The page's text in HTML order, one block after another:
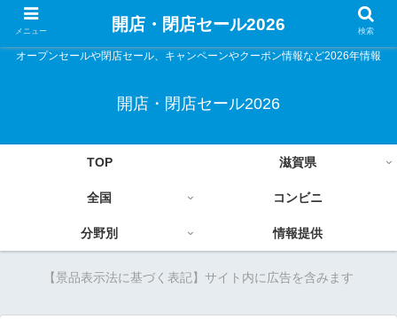
オープンセールや閉店セール、キャンペーンやクーポン情報など2026年情報
開店・閉店セール2026
TOP 滋賀県
全国 コンビニ
分野別 情報提供
【景品表示法に基づく表記】サイト内に広告を含みます
メニュー 開店・閉店セール2026 検索